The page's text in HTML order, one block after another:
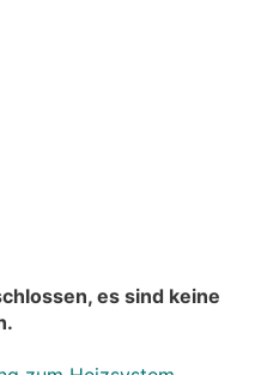
es sind keine